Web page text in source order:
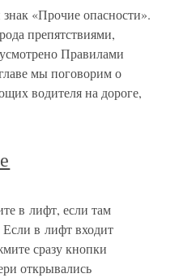
«Прочие опасности».
препятствиями,
Правилами
мы поговорим о
водителя на дороге,
в лифт, если там
Если в лифт входит
сразу кнопки
открывались